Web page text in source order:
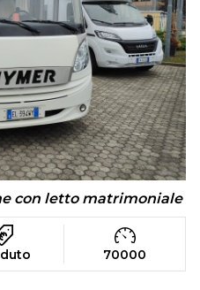
con letto matrimoniale
70000